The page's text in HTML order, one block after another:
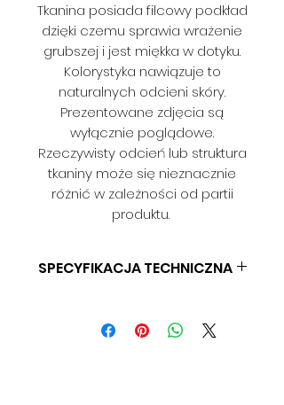
Tkanina posiada filcowy podkład
dzięki czemu sprawia wrażenie
grubszej i jest miękka w dotyku.
Kolorystyka nawiązuje to
naturalnych odcieni skóry.
Prezentowane zdjęcia są
wyłącznie poglądowe.
Rzeczywisty odcień lub struktura
tkaniny może się nieznacznie
różnić w zależności od partii
produktu.
SPECYFIKACJA TECHNICZNA
GRAMATURA: 320 G/M
SZEROKOŚĆ: 145 CM